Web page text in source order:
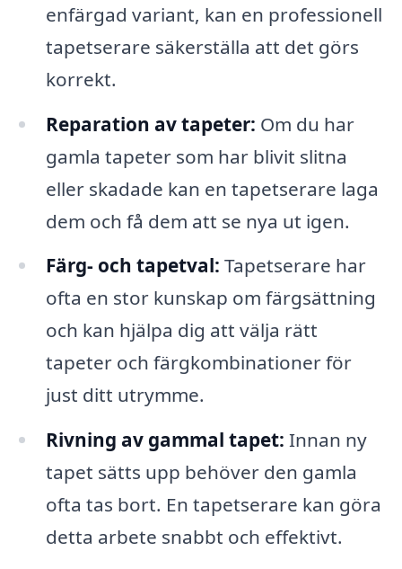
enfärgad variant, kan en professionell
tapetserare säkerställa att det görs
korrekt.
Reparation av tapeter: Om du har
gamla tapeter som har blivit slitna
eller skadade kan en tapetserare laga
dem och få dem att se nya ut igen.
Färg- och tapetval: Tapetserare har
ofta en stor kunskap om färgsättning
och kan hjälpa dig att välja rätt
tapeter och färgkombinationer för
just ditt utrymme.
Rivning av gammal tapet: Innan ny
tapet sätts upp behöver den gamla
ofta tas bort. En tapetserare kan göra
detta arbete snabbt och effektivt.